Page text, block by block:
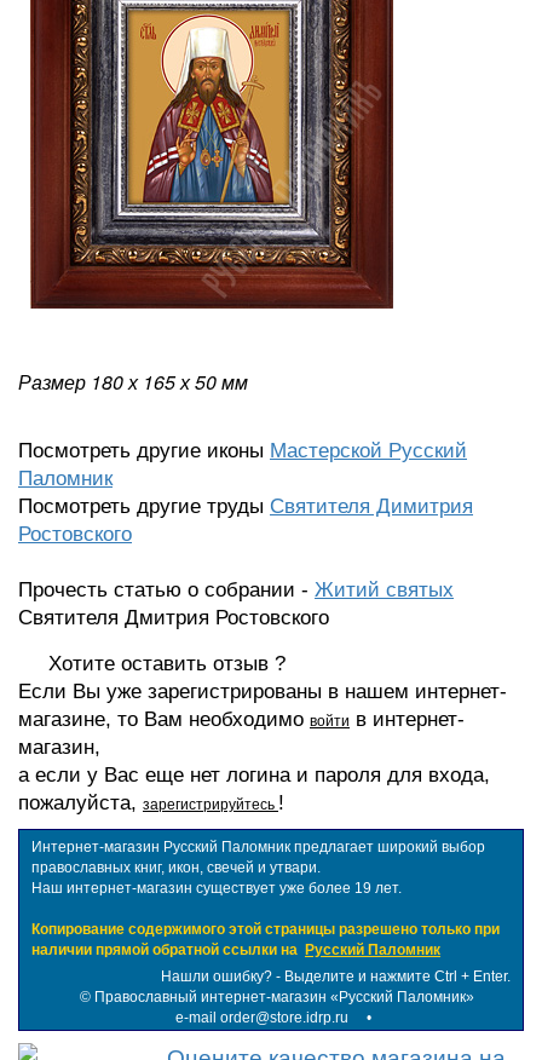
Размер 180х 165 х50мм
Посмотреть другие иконы Мастерской Русский
Паломник
Посмотреть другие труды Святителя Димитрия
Ростовского
Прочесть статью о собрании - Житий святых
Святителя Дмитрия Ростовского
Хотите оставить отзыв ?
Если Вы уже зарегистрированы в нашем интернет-
магазине, то Вам необходимо войти в интернет-
магазин,
а если у Вас еще нет логина и пароля для входа,
пожалуйста, зарегистрируйтесь !
Интернет-магазин Русский Паломник предлагает широкий выбор
православных книг, икон, свечей и утвари.
Наш интернет-магазин существует уже более 19 лет.
Копирование содержимого этой страницы разрешено только при
наличии прямой обратной ссылки на Русский Паломник
Нашли ошибку? - Выделите и нажмите Ctrl + Enter.
© Православный интернет-магазин «Русский Паломник»
e-mail order@store.idrp.ru •